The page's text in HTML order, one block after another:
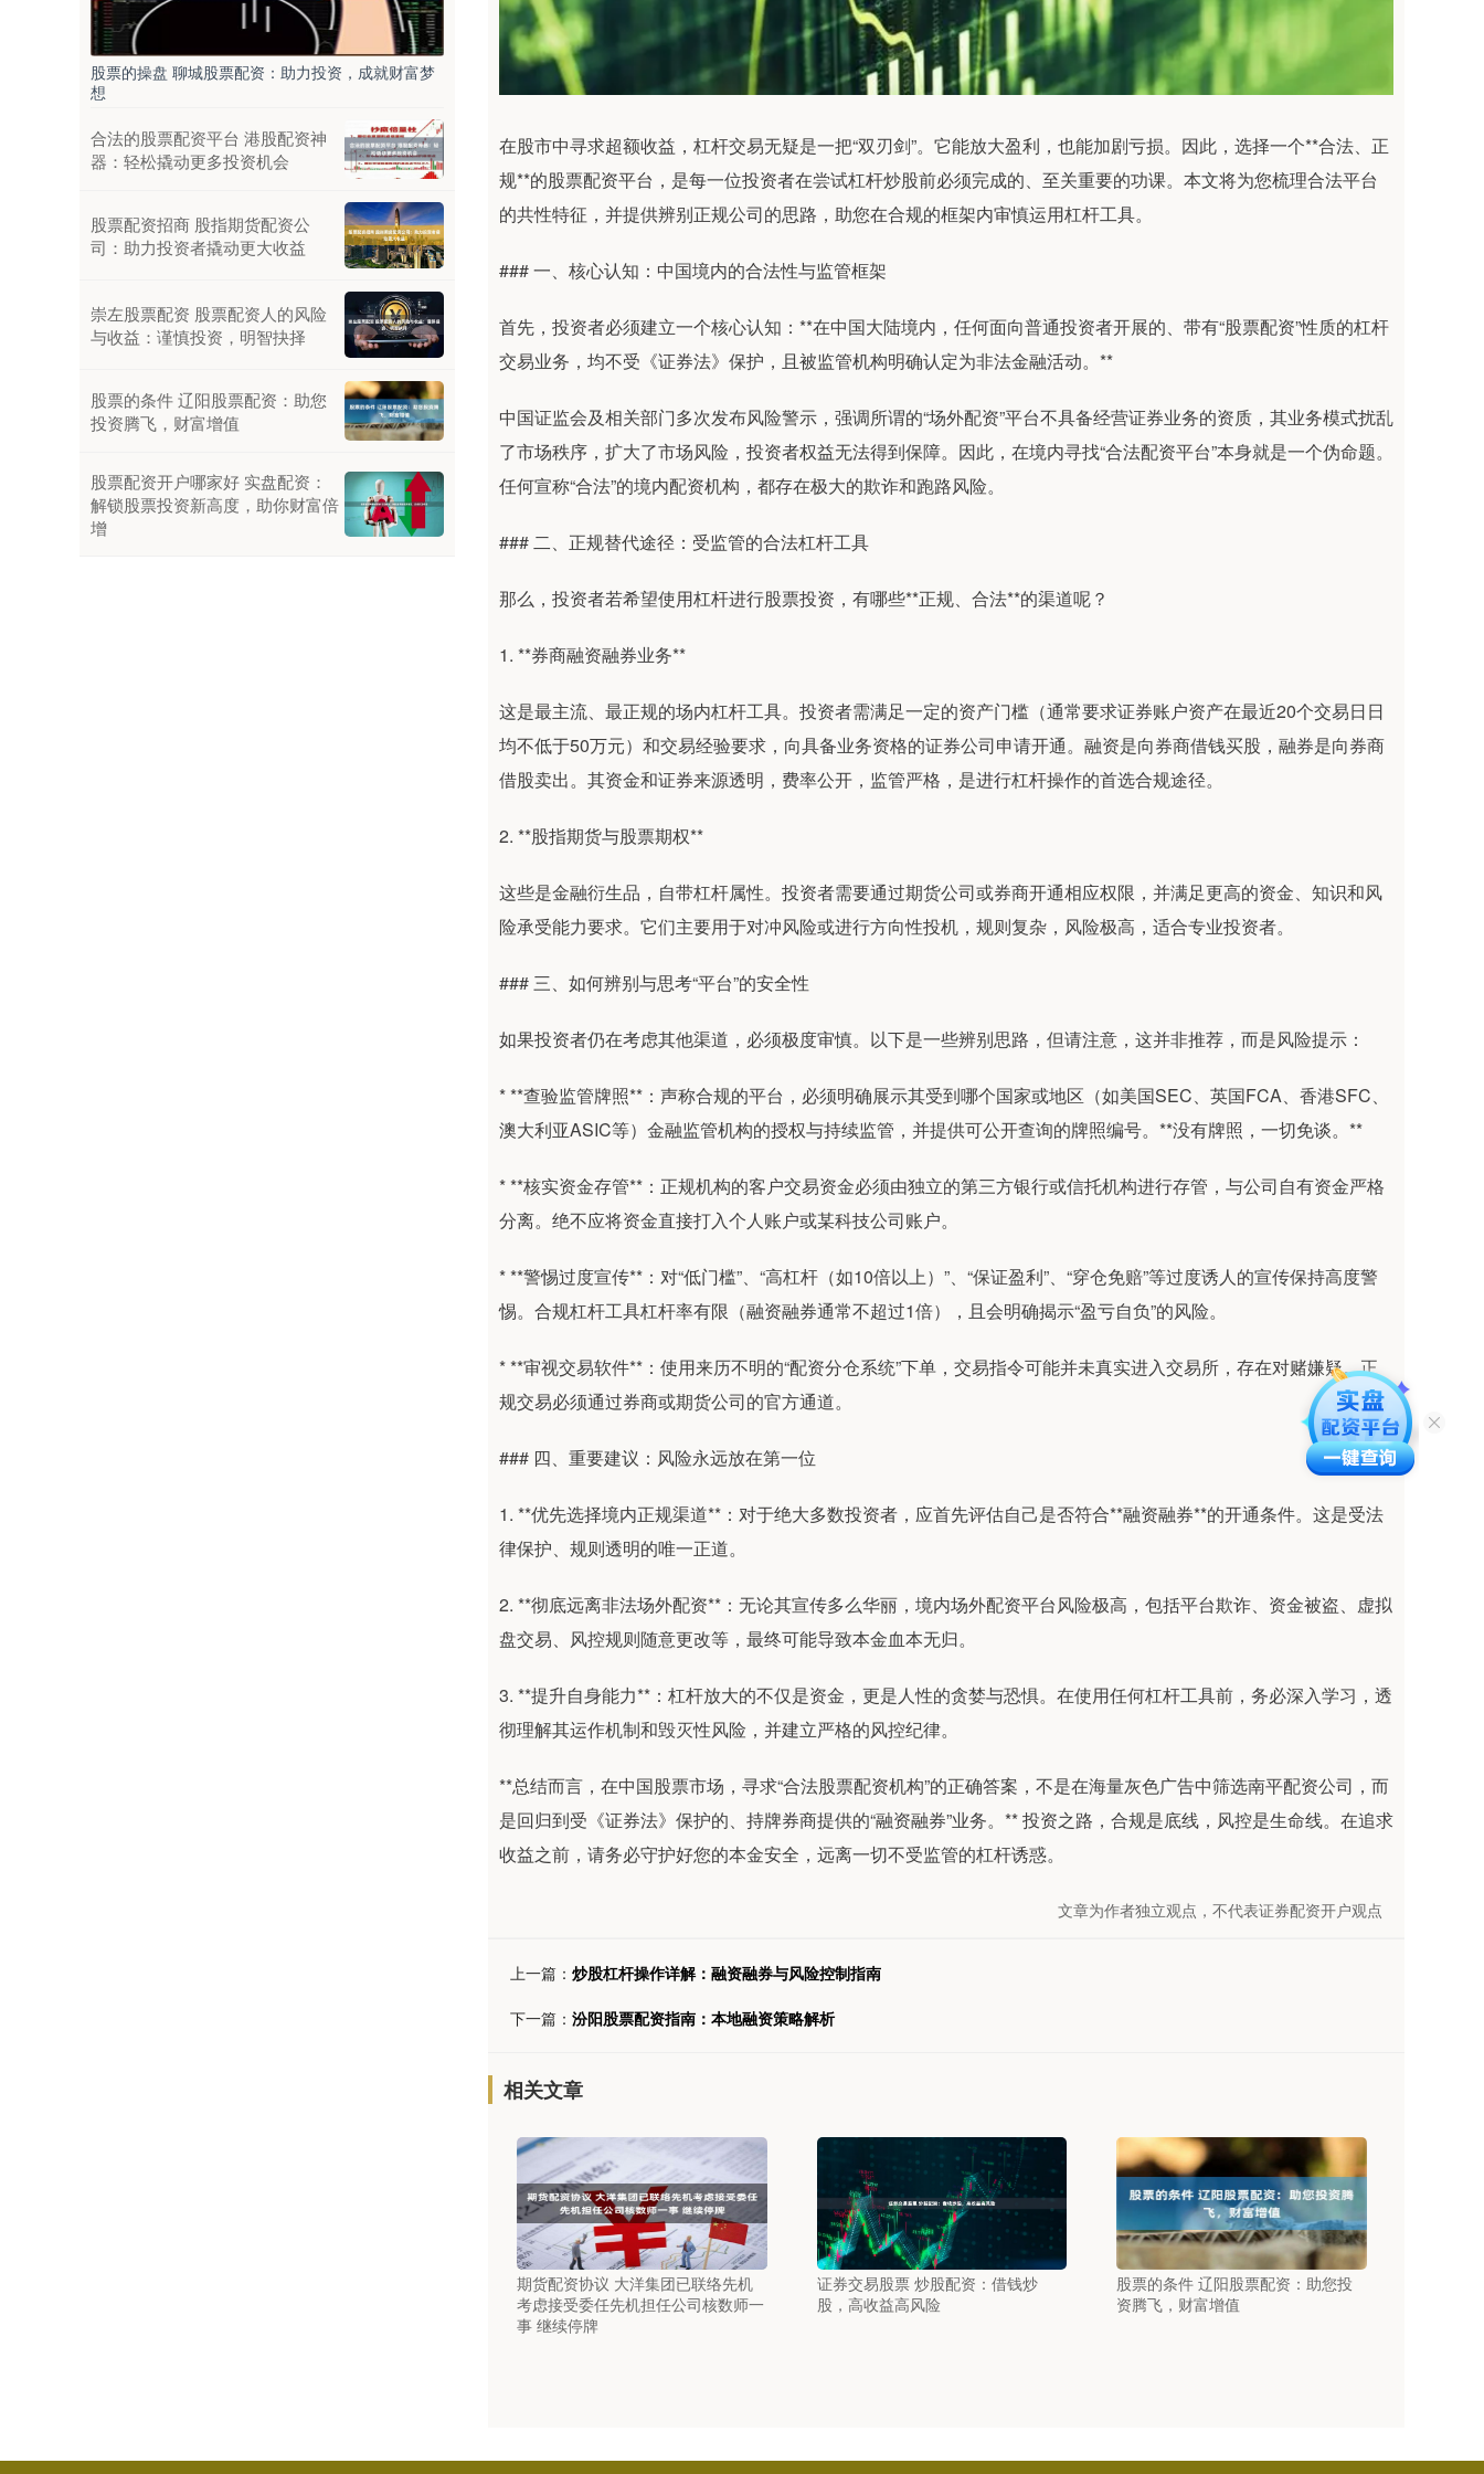
在股市中寻求超额收益，杠杆交易无疑是一把“双刃剑”。它能放大盈利，也能加剧亏损。因此，选择一个**合法、正
规**的股票配资平台，是每一位投资者在尝试杠杆炒股前必须完成的、至关重要的功课。本文将为您梳理合法平台
的共性特征，并提供辨别正规公司的思路，助您在合规的框架内审慎运用杠杆工具。
### 一、核心认知：中国境内的合法性与监管框架
首先，投资者必须建立一个核心认知：**在中国大陆境内，任何面向普通投资者开展的、带有“股票配资”性质的杠杆
交易业务，均不受《证券法》保护，且被监管机构明确认定为非法金融活动。**
中国证监会及相关部门多次发布风险警示，强调所谓的“场外配资”平台不具备经营证券业务的资质，其业务模式扰乱
了市场秩序，扩大了市场风险，投资者权益无法得到保障。因此，在境内寻找“合法配资平台”本身就是一个伪命题。
任何宣称“合法”的境内配资机构，都存在极大的欺诈和跑路风险。
### 二、正规替代途径：受监管的合法杠杆工具
那么，投资者若希望使用杠杆进行股票投资，有哪些**正规、合法**的渠道呢？
1. **券商融资融券业务**
这是最主流、最正规的场内杠杆工具。投资者需满足一定的资产门槛（通常要求证券账户资产在最近20个交易日日
均不低于50万元）和交易经验要求，向具备业务资格的证券公司申请开通。融资是向券商借钱买股，融券是向券商
借股卖出。其资金和证券来源透明，费率公开，监管严格，是进行杠杆操作的首选合规途径。
2. **股指期货与股票期权**
这些是金融衍生品，自带杠杆属性。投资者需要通过期货公司或券商开通相应权限，并满足更高的资金、知识和风
险承受能力要求。它们主要用于对冲风险或进行方向性投机，规则复杂，风险极高，适合专业投资者。
### 三、如何辨别与思考“平台”的安全性
如果投资者仍在考虑其他渠道，必须极度审慎。以下是一些辨别思路，但请注意，这并非推荐，而是风险提示：
* **查验监管牌照**：声称合规的平台，必须明确展示其受到哪个国家或地区（如美国SEC、英国FCA、香港SFC、
澳大利亚ASIC等）金融监管机构的授权与持续监管，并提供可公开查询的牌照编号。**没有牌照，一切免谈。**
* **核实资金存管**：正规机构的客户交易资金必须由独立的第三方银行或信托机构进行存管，与公司自有资金严格
分离。绝不应将资金直接打入个人账户或某科技公司账户。
* **警惕过度宣传**：对“低门槛”、“高杠杆（如10倍以上）”、“保证盈利”、“穿仓免赔”等过度诱人的宣传保持高度警
惕。合规杠杆工具杠杆率有限（融资融券通常不超过1倍），且会明确揭示“盈亏自负”的风险。
* **审视交易软件**：使用来历不明的“配资分仓系统”下单，交易指令可能并未真实进入交易所，存在对赌嫌疑。正
规交易必须通过券商或期货公司的官方通道。
### 四、重要建议：风险永远放在第一位
1. **优先选择境内正规渠道**：对于绝大多数投资者，应首先评估自己是否符合**融资融券**的开通条件。这是受法
律保护、规则透明的唯一正道。
2. **彻底远离非法场外配资**：无论其宣传多么华丽，境内场外配资平台风险极高，包括平台欺诈、资金被盗、虚拟
盘交易、风控规则随意更改等，最终可能导致本金血本无归。
3. **提升自身能力**：杠杆放大的不仅是资金，更是人性的贪婪与恐惧。在使用任何杠杆工具前，务必深入学习，透
彻理解其运作机制和毁灭性风险，并建立严格的风控纪律。
**总结而言，在中国股票市场，寻求“合法股票配资机构”的正确答案，不是在海量灰色广告中筛选南平配资公司，而
是回归到受《证券法》保护的、持牌券商提供的“融资融券”业务。** 投资之路，合规是底线，风控是生命线。在追求
收益之前，请务必守护好您的本金安全，远离一切不受监管的杠杆诱惑。
文章为作者独立观点，不代表证券配资开户观点
上一篇： 炒股杠杆操作详解：融资融券与风险控制指南
下一篇： 汾阳股票配资指南：本地融资策略解析
相关文章
期货配资协议 大洋集团已联络先机
考虑接受委任先机担任公司核数师一
事 继续停牌
证券交易股票 炒股配资：借钱炒
股，高收益高风险
股票的条件 辽阳股票配资：助您投
资腾飞，财富增值
股票的操盘 聊城股票配资：助力投资，成就财富梦
想
合法的股票配资平台 港股配资神
器：轻松撬动更多投资机会
股票配资招商 股指期货配资公
司：助力投资者撬动更大收益
崇左股票配资 股票配资人的风险
与收益：谨慎投资，明智抉择
股票的条件 辽阳股票配资：助您
投资腾飞，财富增值
股票配资开户哪家好 实盘配资：
解锁股票投资新高度，助你财富倍
增